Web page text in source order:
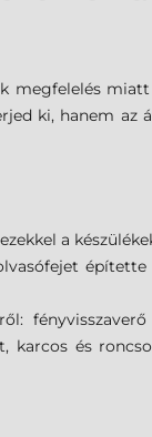
megfelelés
ki, hanem az
a
karcos és